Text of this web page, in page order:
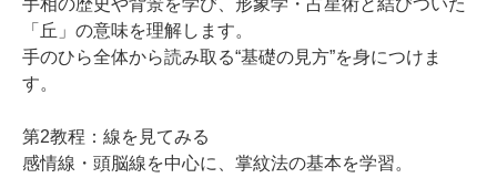
「丘」の意味を理解します。
手のひら全体から読み取る“基礎の見方”を身につけま
す。
第2教程：線を見てみる
感情線・頭脳線を中心に、掌紋法の基本を学習。